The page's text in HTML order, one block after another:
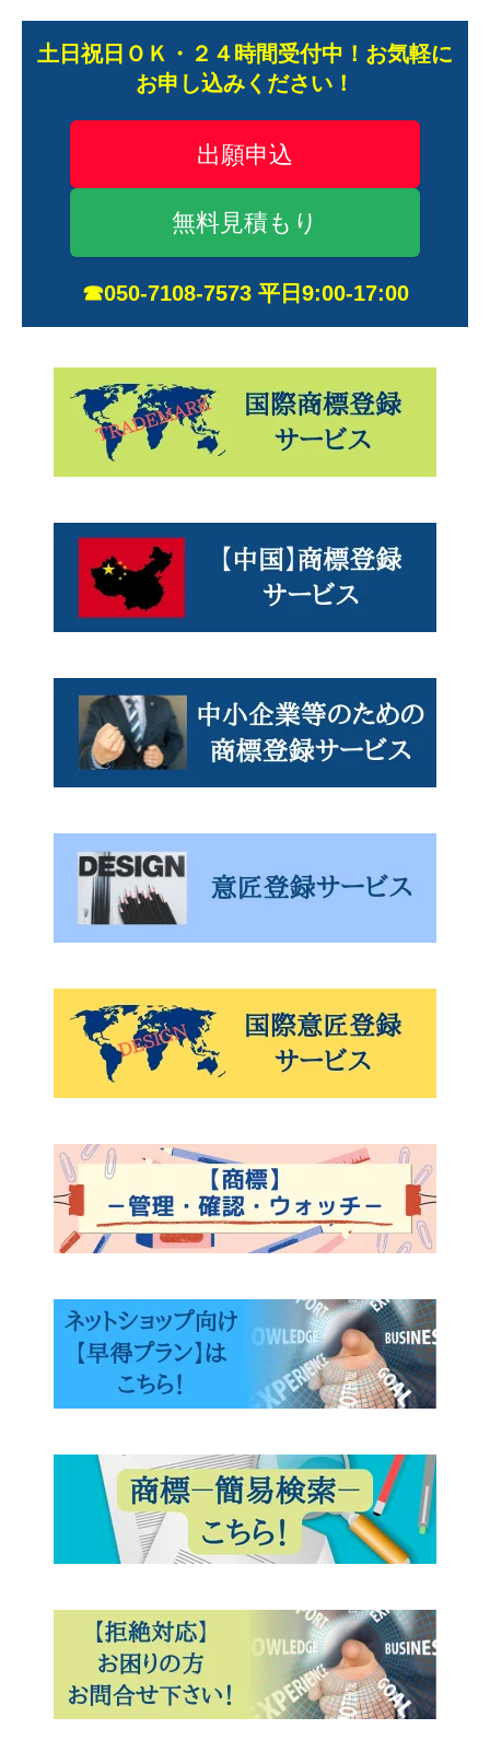
土日祝日ＯＫ・２４時間受付中！お気軽に
お申し込みください！
出願申込
無料見積もり
☎050-7108-7573 平日9:00-17:00